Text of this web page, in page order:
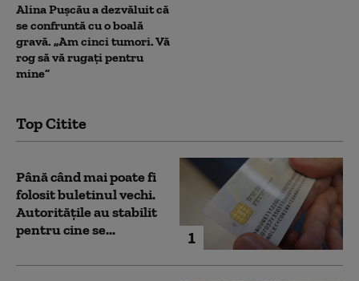
Alina Pușcău a dezvăluit că
se confruntă cu o boală
gravă. „Am cinci tumori. Vă
rog să vă rugați pentru
mine”
Top Citite
1
Până când mai poate fi
folosit buletinul vechi.
Autoritățile au stabilit
pentru cine se...